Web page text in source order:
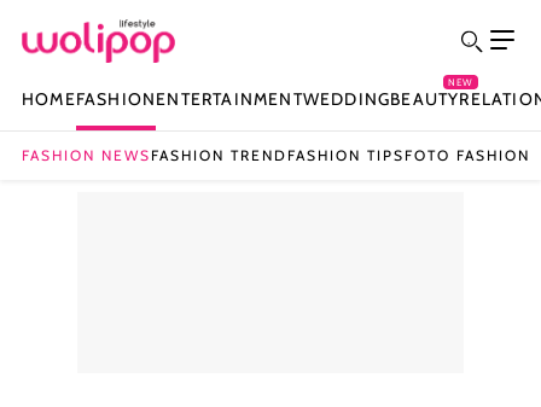
HOMEFASHIONENTERTAINMENTWEDDINGBEAUTY
NEW
FASHION NEWS FASHION TREND FASHION TIPS FOTO FASHION